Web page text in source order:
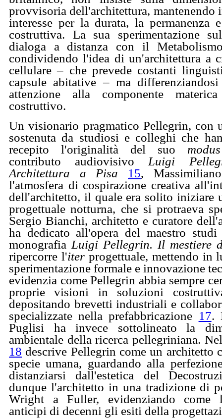
provvisoria dell'architettura, mantenendo
interesse per la durata, la permanenza
costruttiva. La sua sperimentazione
dialoga a distanza con il
condividendo l'idea di un'architettura a
cellulare – che prevede costanti
capsule abitative – ma
attenzione alla componente
costruttivo.
Un visionario pragmatico Pellegrin, con
sostenuta da studiosi e colleghi che
recepito l'originalità del suo
contributo audiovisivo Luigi
Architettura a Pisa 15,
l'atmosfera di cospirazione creativa
dell'architetto, il quale era solito iniziare
progettuale notturna, che si protraeva
Sergio Bianchi, architetto e curatore
ha dedicato all'opera del maestro
monografia Luigi Pellegrin. Il mestiere
ripercorre l'iterprogettuale, mettendo in
sperimentazione formale e innovazione
evidenzia come Pellegrin abbia sempre
proprie visioni in soluzioni
depositando brevetti industriali e
specializzate nella prefabbricazione 17.
Puglisi ha invece sottolineato la
ambientale della ricerca pellegriniana.
18 descrive Pellegrin come un architetto
specie umana, guardando alla
distanziarsi dall'estetica del
dunque l'architetto in una tradizione di
Wright a Fuller, evidenziando come
anticipi di decenni gli esiti della